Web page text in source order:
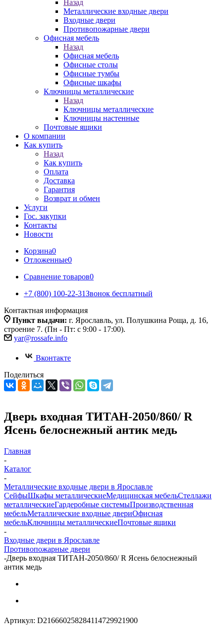
Назад
Металлические входные двери
Входные двери
Противопожарные двери
Офисная мебель
Назад
Офисная мебель
Офисные столы
Офисные тумбы
Офисные шкафы
Ключницы металлические
Назад
Ключницы металлические
Ключницы настенные
Почтовые ящики
О компании
Как купить
Назад
Как купить
Оплата
Доставка
Гарантия
Возврат и обмен
Услуги
Гос. закупки
Контакты
Новости
Корзина0
Отложенные0
Сравнение товаров0
+7 (800) 100-22-31Звонок бесплатный
Контактная информация
Пункт выдачи: г. Ярославль, ул. Полушкина Роща, д. 16,
строение 7. (Пн - Пт: с 9:00 - 17:00).
yar@rossafe.info
Вконтакте
Поделиться
Дверь входная ТИТАН-2050/860/ R
Ясень белоснежный антик медь
Главная
-
Каталог
-
Металлические входные двери в Ярославле
СейфыШкафы металлическиеМедицинская мебельСтеллажи
металлическиеГардеробные системыПроизводственная
мебельМеталлические входные двериОфисная
мебельКлючницы металлическиеПочтовые ящики
-
Входные двери в Ярославле
Противопожарные двери
-Дверь входная ТИТАН-2050/860/ R Ясень белоснежный
антик медь
Артикул: D216660258284114729921900